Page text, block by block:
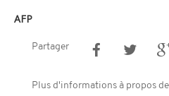
AFP
Partager
Plus d'informations à propos de